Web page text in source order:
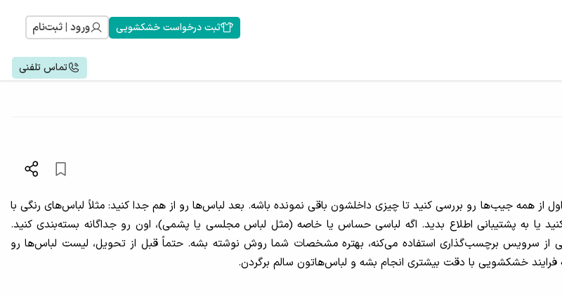
ثبت درخواست خشکشویی ورود | ثبت‌نام
تماس تلفنی
از همه جیب‌ها رو بررسی کنید تا چیزی داخلشون باقی نمونده باشه. بعد لباس‌ها رو از هم جدا کنید: مثلاً لباس‌های رنگی با
پشتیبانی اطلاع بدید. اگه لباسی حساس یا خاصه (مثل لباس مجلسی یا پشمی)، اون رو جداگانه بسته‌بندی کنید.
از سرویس برچسب‌گذاری استفاده می‌کنه، بهتره مشخصات شما روش نوشته بشه. حتماً قبل از تحویل، لیست لباس‌ها رو
خشکشویی با دقت بیشتری انجام بشه و لباس‌هاتون سالم برگردن.